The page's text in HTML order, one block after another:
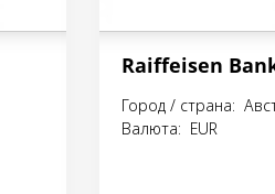
Raiffeisen
Город / страна:
Валюта: EUR